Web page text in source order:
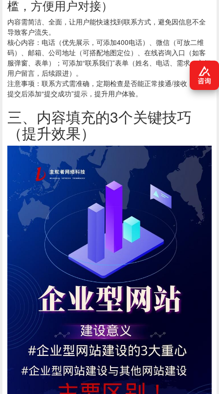
槛，方便用户对接）
内容需简洁、全面，让用户能快速找到联系方式，避免因信息不全
导致客户流失。
核心内容：电话（优先展示，可添加400电话）、微信（可放二维
码）、邮箱、公司地址（可搭配地图定位）、在线咨询入口（如客
服弹窗、表单）；可添加“联系我们”表单（姓名、电话、需求，方便
用户留言，后续跟进）。
注意事项：联系方式需准确，定期检查是否能正常接通/接收；表单
提交后添加“提交成功”提示，提升用户体验。
三、内容填充的3个关键技巧
（提升效果）